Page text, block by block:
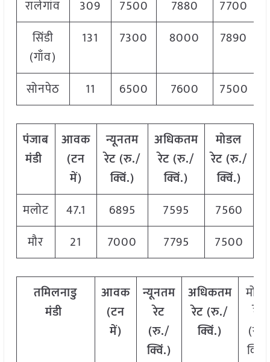
रालेगांव 309 7500 7880
7700
सिंडी
(गाँव)
131 7300 8000 7890
सोनपेठ 11 6500 7600 7500
पंजाब
मंडी
आवक
(टन
में)
न्यूनतम
रेट (रु./
क्विं.)
अधिकतम
रेट (रु./
क्विं.)
मोडल
रेट (रु./
क्विं.)
मलोट
47.1 6895 7595
7560
मौर
21 7000 7795 7500
तमिलनाडु
मंडी
आवक
(टन
में)
न्यूनतम
रेट
(रु./
क्विं.)
अधिकतम
रेट (रु./
क्विं.)
रेट
(रु./